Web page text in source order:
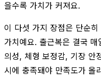
을수록 가치가 커져요.
이 다섯 가지 장점은 단순히
가치예요. 출근복은 결국
의성, 체형 보정감, 기장 안
시에 충족돼야 만족도가 올